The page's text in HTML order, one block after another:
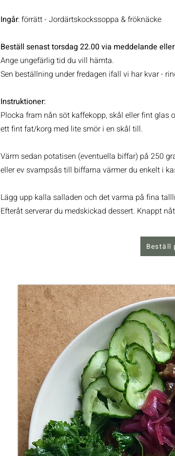
Ingår: förrätt - Jordärtskockssoppa & fröknäcke
Beställ senast torsdag 22.00 via meddelande
Ange ungefärlig tid du vill hämta.
Sen beställning under fredagen ifall vi har kvar -
Instruktioner:
Plocka fram nån söt kaffekopp, skål eller fint glas
ett fint fat/korg med lite smör i en skål till.
Värm sedan potatisen (eventuella biffar) på 250
eller ev svampsås till biffarna värmer du enkelt i
Lägg upp kalla salladen och det varma på fina
Efteråt serverar du medskickad dessert. Knappt
Beställ